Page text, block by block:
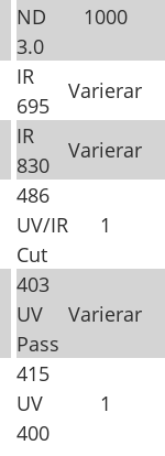
ND
3.0
1000
IR
695
Varierar
IR
830
Varierar
486
UV/IR
Cut
1
403
UV
Pass
Varierar
415
UV
400
1